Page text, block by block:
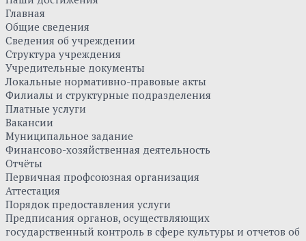
Главная
Общие сведения
Сведения об учреждении
Структура учреждения
Учредительные документы
Локальные нормативно-правовые акты
Филиалы и структурные подразделения
Платные услуги
Вакансии
Муниципальное задание
Финансово-хозяйственная деятельность
Отчёты
Первичная профсоюзная организация
Аттестация
Порядок предоставления услуги
Предписания органов, осуществляющих
государственный контроль в сфере культуры и отчетов об